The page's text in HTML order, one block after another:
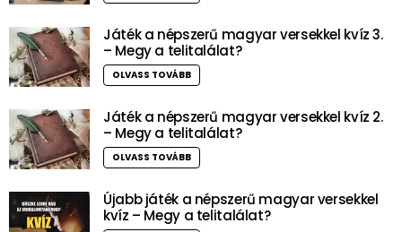
Játék a népszerű magyar versekkel kvíz 3.
– Megy a telitalálat?
OLVASS TOVÁBB
Játék a népszerű magyar versekkel kvíz 2.
– Megy a telitalálat?
OLVASS TOVÁBB
Újabb játék a népszerű magyar versekkel
kvíz – Megy a telitalálat?